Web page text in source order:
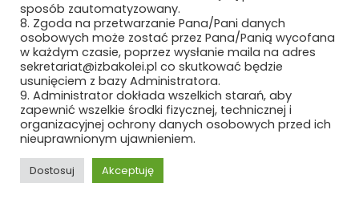
METEOR EWA WIECZOREK
MIAMI TOMASZ ZAWADZKI SP. Z O.O.
MIDURA GROUP SP. Z O.O.
MIĘDZYNARODOWE TARGI POZNAŃSKIE
SP. Z O.O.
MIKRONIKA SP. Z O.O.
sposób zautomatyzowany.
8. Zgoda na przetwarzanie Pana/Pani danych
osobowych może zostać przez Pana/Panią wycofana
w każdym czasie, poprzez wysłanie maila na adres
sekretariat@izbakolei.pl co skutkować będzie
usunięciem z bazy Administratora.
9. Administrator dokłada wszelkich starań, aby
zapewnić wszelkie środki fizycznej, technicznej i
organizacyjnej ochrony danych osobowych przed ich
nieuprawnionym ujawnieniem.
Dostosuj Akceptuję